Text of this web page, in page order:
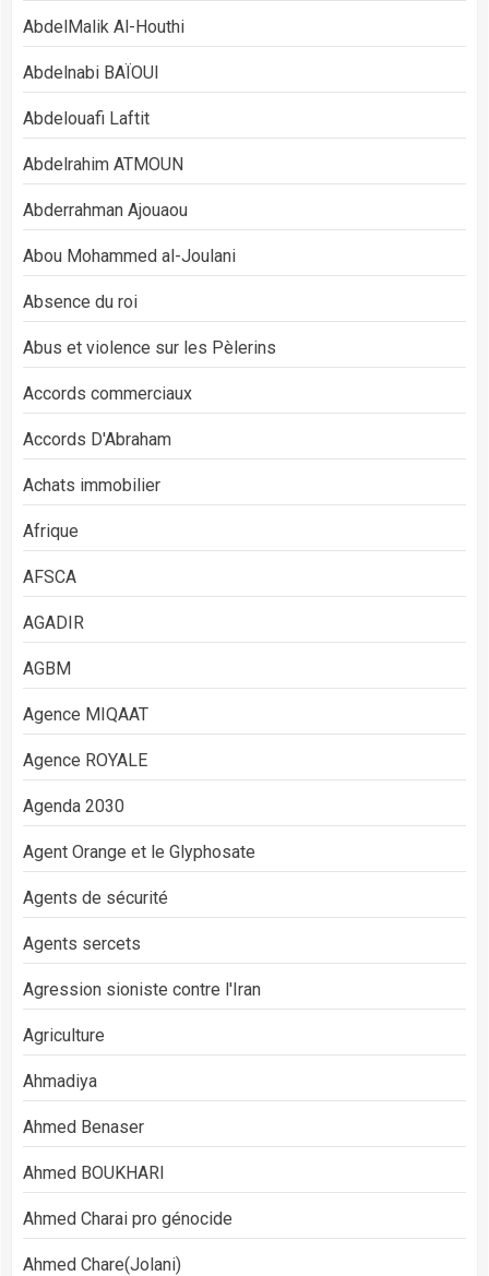
AbdelMalik Al-Houthi
Abdelnabi BAÏOUI
Abdelouafi Laftit
Abdelrahim ATMOUN
Abderrahman Ajouaou
Abou Mohammed al-Joulani
Absence du roi
Abus et violence sur les Pèlerins
Accords commerciaux
Accords D'Abraham
Achats immobilier
Afrique
AFSCA
AGADIR
AGBM
Agence MIQAAT
Agence ROYALE
Agenda 2030
Agent Orange et le Glyphosate
Agents de sécurité
Agents sercets
Agression sioniste contre l'Iran
Agriculture
Ahmadiya
Ahmed Benaser
Ahmed BOUKHARI
Ahmed Charai pro génocide
Ahmed Chare(Jolani)